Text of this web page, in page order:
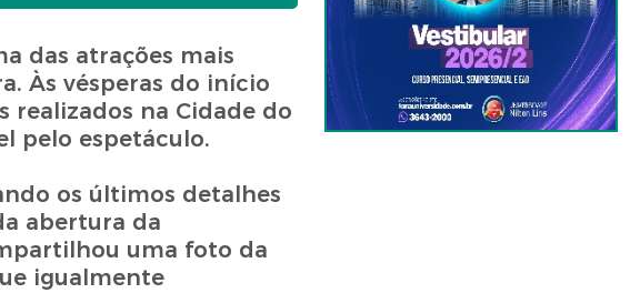
das atrações mais
Às vésperas do início
realizados na Cidade do
pelo espetáculo.
os últimos detalhes
abertura da
uma foto da
igualmente